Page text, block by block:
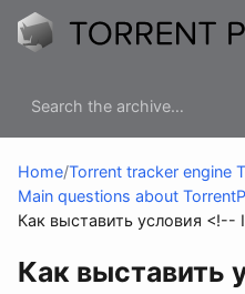
Home/Torrent tracker engine
Main questions about
Как выставить условия <!--
Как выставить